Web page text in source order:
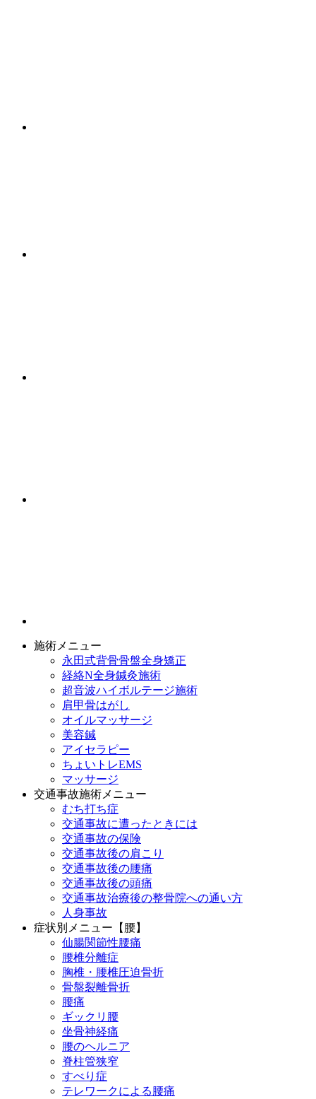
施術メニュー
永田式背骨骨盤全身矯正
経絡N全身鍼灸施術
超音波ハイボルテージ施術
肩甲骨はがし
オイルマッサージ
美容鍼
アイセラピー
ちょいトレEMS
マッサージ
交通事故施術メニュー
むち打ち症
交通事故に遭ったときには
交通事故の保険
交通事故後の肩こり
交通事故後の腰痛
交通事故後の頭痛
交通事故治療後の整骨院への通い方
人身事故
症状別メニュー【腰】
仙腸関節性腰痛
腰椎分離症
胸椎・腰椎圧迫骨折
骨盤裂離骨折
腰痛
ギックリ腰
坐骨神経痛
腰のヘルニア
脊柱管狭窄
すべり症
テレワークによる腰痛